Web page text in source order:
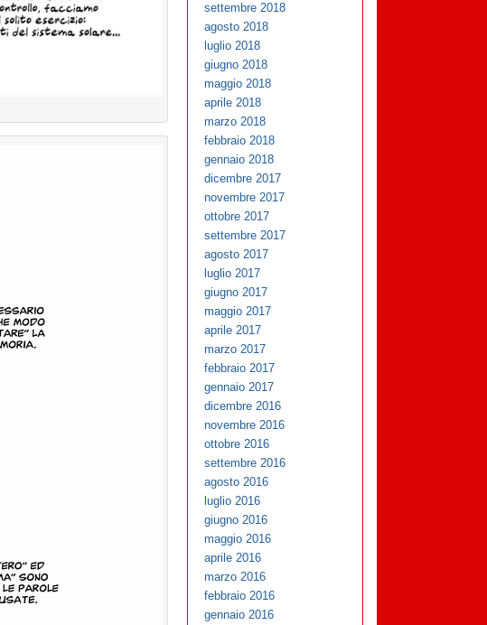
settembre 2018
agosto 2018
luglio 2018
giugno 2018
maggio 2018
aprile 2018
marzo 2018
febbraio 2018
gennaio 2018
dicembre 2017
novembre 2017
ottobre 2017
settembre 2017
agosto 2017
luglio 2017
giugno 2017
maggio 2017
aprile 2017
marzo 2017
febbraio 2017
gennaio 2017
dicembre 2016
novembre 2016
ottobre 2016
settembre 2016
agosto 2016
luglio 2016
giugno 2016
maggio 2016
aprile 2016
marzo 2016
febbraio 2016
gennaio 2016